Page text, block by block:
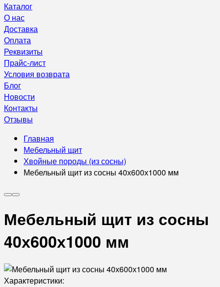
Каталог
О нас
Доставка
Оплата
Реквизиты
Прайс-лист
Условия возврата
Блог
Новости
Контакты
Отзывы
Главная
Мебельный щит
Хвойные породы (из сосны)
Мебельный щит из сосны 40х600х1000 мм
Мебельный щит из сосны
40х600х1000 мм
Характеристики: